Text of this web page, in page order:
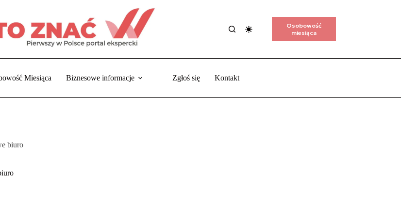
Osobowość
miesiąca
Miesiąca Biznesowe informacje Zgłoś się Kontakt
biuro